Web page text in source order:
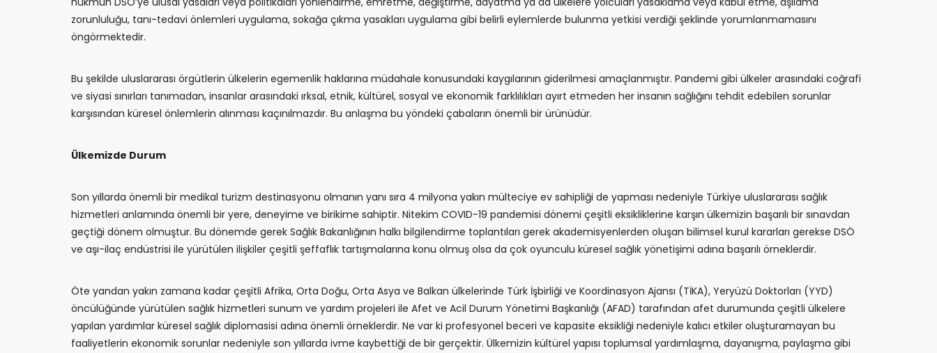
zorunluluğu, tanı-tedavi önlemleri uygulama, sokağa çıkma yasakları uygulama gibi belirli eylemlerde bulunma yetkisi verdiği şeklinde yorumlanmamasını
öngörmektedir.
Bu şekilde uluslararası örgütlerin ülkelerin egemenlik haklarına müdahale konusundaki kaygılarının giderilmesi amaçlanmıştır. Pandemi gibi ülkeler arasındaki coğrafi
ve siyasi sınırları tanımadan, insanlar arasındaki ırksal, etnik, kültürel, sosyal ve ekonomik farklılıkları ayırt etmeden her insanın sağlığını tehdit edebilen sorunlar
karşısından küresel önlemlerin alınması kaçınılmazdır. Bu anlaşma bu yöndeki çabaların önemli bir ürünüdür.
Ülkemizde Durum
Son yıllarda önemli bir medikal turizm destinasyonu olmanın yanı sıra 4 milyona yakın mülteciye ev sahipliği de yapması nedeniyle Türkiye uluslararası sağlık
hizmetleri anlamında önemli bir yere, deneyime ve birikime sahiptir. Nitekim COVID-19 pandemisi dönemi çeşitli eksikliklerine karşın ülkemizin başarılı bir sınavdan
geçtiği dönem olmuştur. Bu dönemde gerek Sağlık Bakanlığının halkı bilgilendirme toplantıları gerek akademisyenlerden oluşan bilimsel kurul kararları gerekse DSÖ
ve aşı-ilaç endüstrisi ile yürütülen ilişkiler çeşitli şeffaflık tartışmalarına konu olmuş olsa da çok oyunculu küresel sağlık yönetişimi adına başarılı örneklerdir.
Öte yandan yakın zamana kadar çeşitli Afrika, Orta Doğu, Orta Asya ve Balkan ülkelerinde Türk İşbirliği ve Koordinasyon Ajansı (TİKA), Yeryüzü Doktorları (YYD)
öncülüğünde yürütülen sağlık hizmetleri sunum ve yardım projeleri ile Afet ve Acil Durum Yönetimi Başkanlığı (AFAD) tarafından afet durumunda çeşitli ülkelere
yapılan yardımlar küresel sağlık diplomasisi adına önemli örneklerdir. Ne var ki profesyonel beceri ve kapasite eksikliği nedeniyle kalıcı etkiler oluşturamayan bu
faaliyetlerin ekonomik sorunlar nedeniyle son yıllarda ivme kaybettiği de bir gerçektir. Ülkemizin kültürel yapısı toplumsal yardımlaşma, dayanışma, paylaşma gibi